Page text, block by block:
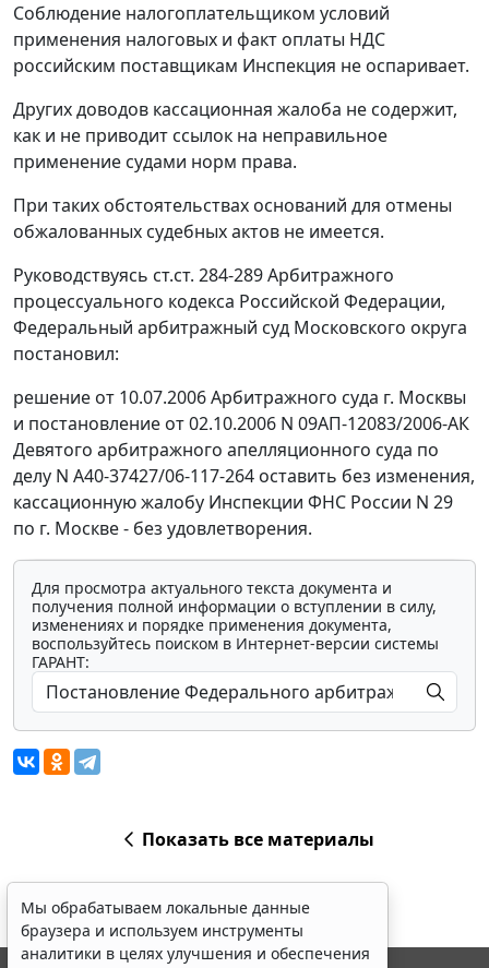
Соблюдение налогоплательщиком условий
применения налоговых и факт оплаты НДС
российским поставщикам Инспекция не оспаривает.
Других доводов кассационная жалоба не содержит,
как и не приводит ссылок на неправильное
применение судами норм права.
При таких обстоятельствах оснований для отмены
обжалованных судебных актов не имеется.
Руководствуясь ст.ст. 284-289Арбитражного
процессуального кодекса Российской Федерации,
Федеральный арбитражный суд Московского округа
постановил:
решение от 10.07.2006 Арбитражного суда г. Москвы
и постановление от 02.10.2006 N 09АП-12083/2006-АК
Девятого арбитражного апелляционного суда по
делу N А40-37427/06-117-264 оставить без изменения,
кассационную жалобу Инспекции ФНС России N 29
по г. Москве - без удовлетворения.
Для просмотра актуального текста документа и
получения полной информации о вступлении в силу,
изменениях и порядке применения документа,
воспользуйтесь поиском в Интернет-версии системы
ГАРАНТ:
Показать все материалы
Мы обрабатываем локальные данные
браузера и используем инструменты
аналитики в целях улучшения и обеспечения